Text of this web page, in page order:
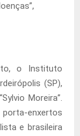
o Instituto
(SP),
Moreira”.
enxertos
e brasileira